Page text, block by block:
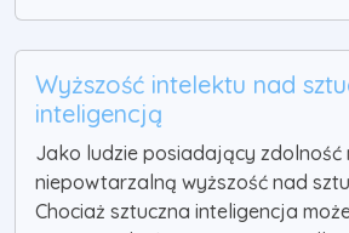
Wyższość intelektu nad
inteligencją
Jako ludzie posiadający zdolność
niepowtarzalną wyższość nad
Chociaż sztuczna inteligencja